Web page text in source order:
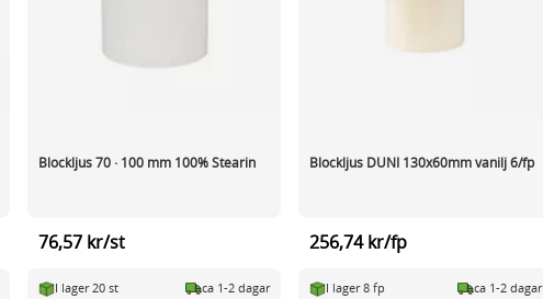
Blockljus 70 · 100 mm 100% Stearin
76,57 kr/st
I lager 20 st ca 1-2 dagar
Blockljus DUNI 130x60mm vanilj 6/fp
256,74 kr/fp
I lager 8 fp ca 1-2 dagar